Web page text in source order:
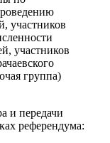
участников
участников
группа)
и передачи
референдума: